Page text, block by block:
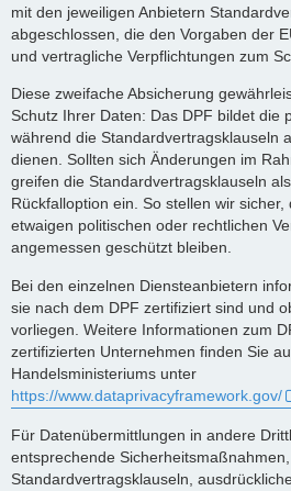
mit den jeweiligen Anbietern
abgeschlossen, die den Vorgaben der
und vertragliche Verpflichtungen zum
Diese zweifache Absicherung
Schutz Ihrer Daten: Das DPF bildet die
während die Standardvertragsklauseln
dienen. Sollten sich Änderungen im
greifen die Standardvertragsklauseln
Rückfalloption ein. So stellen wir
etwaigen politischen oder rechtlichen
angemessen geschützt bleiben.
Bei den einzelnen Diensteanbietern
sie nach dem DPF zertifiziert sind und
vorliegen. Weitere Informationen zum
zertifizierten Unternehmen finden Sie
Handelsministeriums unter
https://www.dataprivacyframework.gov/
Für Datenübermittlungen in andere
entsprechende
Standardvertragsklauseln,